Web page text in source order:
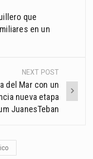
que
en un
NEXT POST
del Mar con un
nueva etapa
JuanesTeban